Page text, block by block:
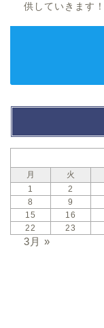
供していきます！
月
火
1
2
8
9
15
16
22
23
3月 »